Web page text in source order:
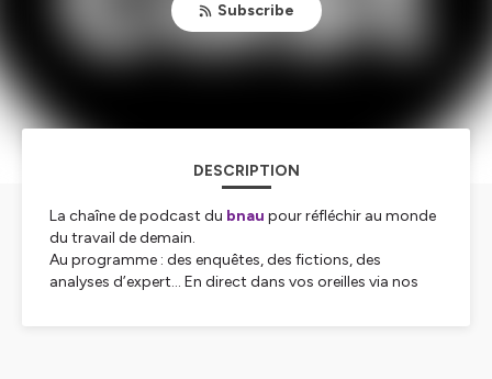
Subscribe
DESCRIPTION
La chaîne de podcast du bnau pour réfléchir au monde
du travail de demain.
Au programme : des enquêtes, des fictions, des
analyses d’expert… En direct dans vos oreilles via nos